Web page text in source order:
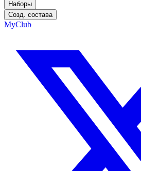
Наборы
Созд. состава
MyClub